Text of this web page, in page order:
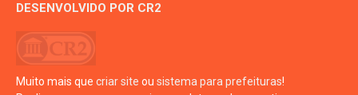
DESENVOLVIDO POR CR2
Muito mais que criar site ou sistema para prefeituras!